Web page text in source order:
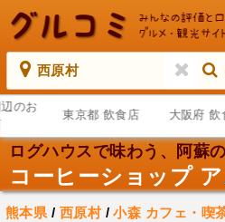
西原村
のお
東京都 飲食店 大阪府 飲
コーヒーショップ
熊本県 / 西原村/小森 カフェ・喫